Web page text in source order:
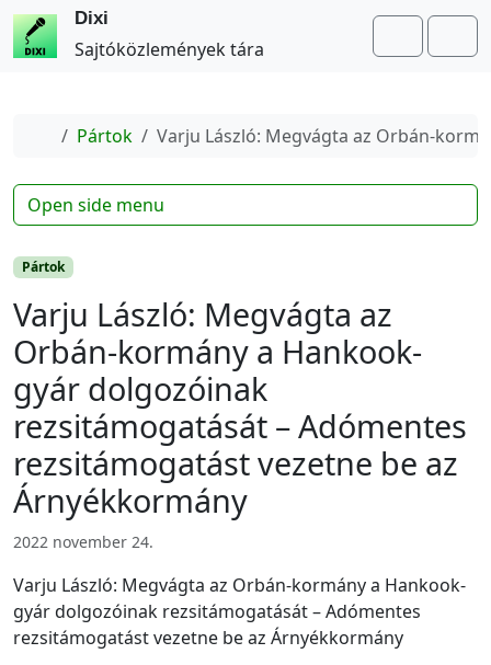
Dixi
Sajtóközlemények tára
Home
Pártok Varju László: Megvágta az Orbán-
Pártok
Varju László: Megvágta az
Orbán-kormány a Hankook-
gyár dolgozóinak
rezsitámogatását – Adómentes
rezsitámogatást vezetne be az
Árnyékkormány
2022 november 24.
Varju László: Megvágta az Orbán-kormány a Hankook-
gyár dolgozóinak rezsitámogatását – Adómentes
rezsitámogatást vezetne be az Árnyékkormány
Open side menu